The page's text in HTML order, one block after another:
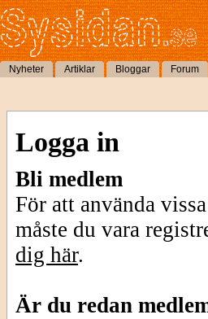
Nyheter Artiklar Bloggar Forum
Logga in
Bli medlem
För att använda
måste du vara
dig här.
Är du redan